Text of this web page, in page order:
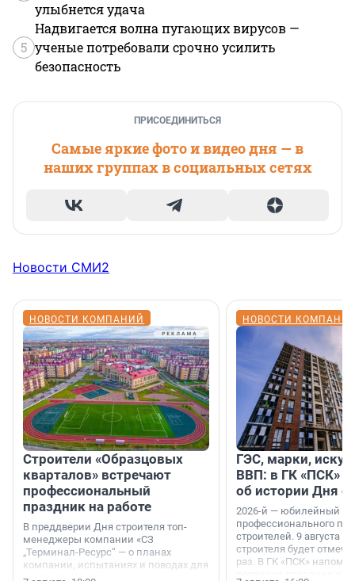
улыбнется удача
5
Надвигается волна пугающих вирусов —
ученые потребовали срочно усилить
безопасность
ПРИСОЕДИНИТЬСЯ
Самые яркие фото и видео дня — в
наших группах в социальных сетях
Новости СМИ2
НОВОСТИ КОМПАНИЙ
Строители «Образцовых
кварталов» встречают
профессиональный
праздник на работе
В преддверии Дня строителя топ-
менеджеры компании «СЗ
„Терминал-Ресурс“ — о планах
компании, испытаниях и поводах для
осторожного оптимизма.
НОВОСТИ
ГЭС, марки,
ВВП: в ГК «ПСК»
об истории Дня
2026-й — юбилейный
профессионального
строителей. 9 августа
строителя будет
раз. В ГК «ПСК»